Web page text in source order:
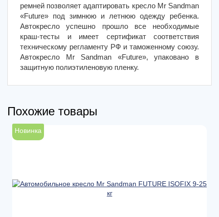
ремней позволяет адаптировать кресло Mr Sandman
«Future» под зимнюю и летнюю одежду ребенка.
Автокресло успешно прошло все необходимые
краш-тесты и имеет сертификат соответствия
техническому регламенту РФ и таможенному союзу.
Автокресло Mr Sandman «Future», упаковано в
защитную полиэтиленовую пленку.
Похожие товары
Новинка